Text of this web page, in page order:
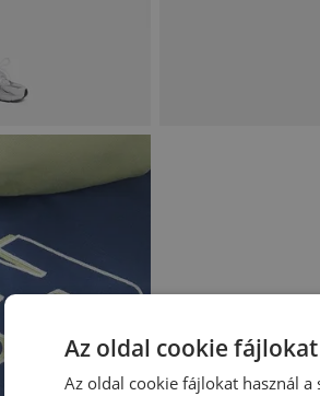
Az oldal cookie
Az oldal cookie fájlokat használ